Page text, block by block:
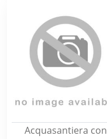
Acquasantiera con